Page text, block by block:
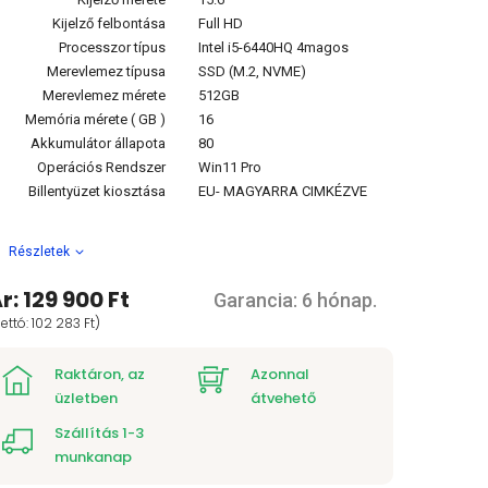
Kijelző felbontása
Full HD
Processzor típus
Intel i5-6440HQ 4magos
Merevlemez típusa
SSD (M.2, NVME)
Merevlemez mérete
512GB
Memória mérete ( GB )
16
Akkumulátor állapota
80
Operációs Rendszer
Win11 Pro
Billentyüzet kiosztása
EU- MAGYARRA CIMKÉZVE
Részletek
129 900 Ft
102 283 Ft)
Garancia: 6 hónap.
Raktáron, az
üzletben
Azonnal
átvehető
Szállítás 1-3
munkanap